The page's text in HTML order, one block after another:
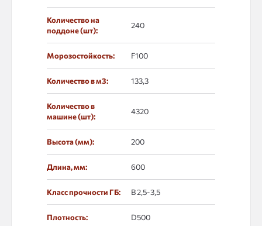
Количество на
поддоне (шт):
240
Морозостойкость: F100
Количество в м3: 133,3
Количество в
машине (шт):
4320
Высота (мм): 200
Длина, мм: 600
Класс прочности ГБ: В 2,5-3,5
Плотность: D500